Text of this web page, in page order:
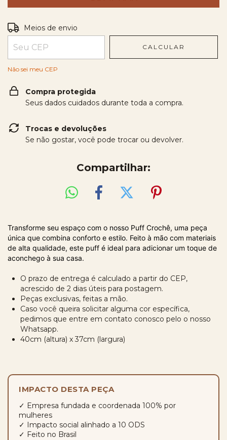
Entregas para o CEP:
Meios de envio
CALCULAR
Não sei meu CEP
Compra protegida
Seus dados cuidados durante toda a compra.
Trocas e devoluções
Se não gostar, você pode trocar ou devolver.
Compartilhar:
Transforme seu espaço com o nosso Puff Crochê, uma peça
única que combina conforto e estilo. Feito à mão com materiais
de alta qualidade, este puff é ideal para adicionar um toque de
aconchego à sua casa.
O prazo de entrega é calculado a partir do CEP,
acrescido de 2 dias úteis para postagem.
Peças exclusivas, feitas a mão.
Caso você queira solicitar alguma cor específica,
pedimos que entre em contato conosco pelo o nosso
Whatsapp.
40cm (altura) x 37cm (largura)
IMPACTO DESTA PEÇA
✓ Empresa fundada e coordenada 100% por
mulheres
✓ Impacto social alinhado a 10 ODS
✓ Feito no Brasil